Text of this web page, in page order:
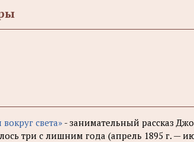
света»- занимательный рассказ
три с лишним года (апрель 1895 г. —